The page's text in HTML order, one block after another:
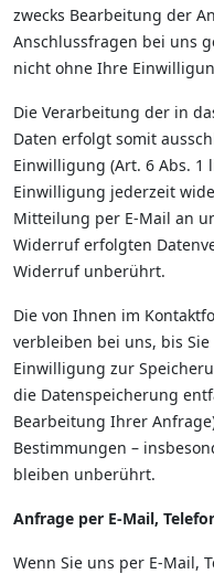
zwecks Bearbeitung der
Anschlussfragen bei uns
nicht ohne Ihre
Die Verarbeitung der in
Daten erfolgt somit
Einwilligung (Art. 6 Abs. 1
Einwilligung jederzeit
Mitteilung per E-Mail an
Widerruf erfolgten
Widerruf unberührt.
Die von Ihnen im
verbleiben bei uns, bis
Einwilligung zur
die Datenspeicherung
Bearbeitung Ihrer
Bestimmungen –
bleiben unberührt.
Anfrage per E-Mail,
Wenn Sie uns per E-Mail,